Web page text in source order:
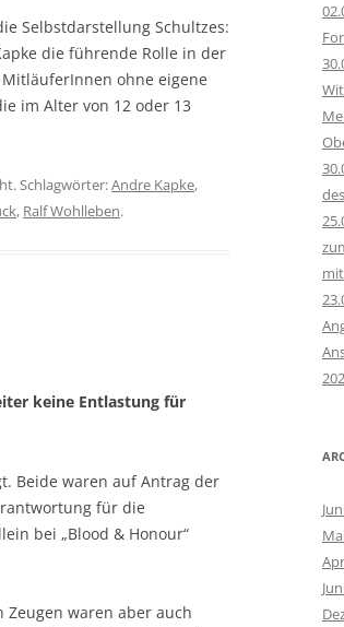
Selbstdarstellung Schultzes:
die führende Rolle in der
ohne eigene
im Alter von 12 oder 13
Schlagwörter:Andre Kapke,
, Ralf Wohlleben.
keine Entlastung für
Beide waren auf Antrag der
für die
bei „Blood & Honour“
Zeugen waren aber auch